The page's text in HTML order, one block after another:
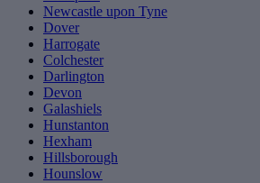
Newcastle upon Tyne
Dover
Harrogate
Colchester
Darlington
Devon
Galashiels
Hunstanton
Hexham
Hillsborough
Hounslow